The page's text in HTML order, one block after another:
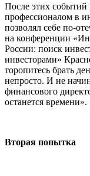
После этих событий
профессионалом в
позволял себе по-
на конференции
России: поиск
инвесторами»
торопитесь брать
непросто. И не
финансового
останется времени».
Вторая попытка